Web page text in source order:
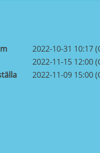
2022-10-31 10:17
2022-11-15 12:00
2022-11-09 15:00